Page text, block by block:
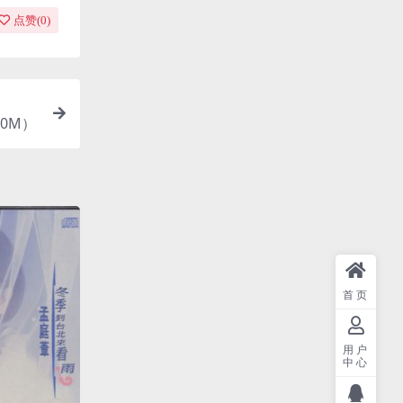
点赞(0)
）
首页
用户
中心